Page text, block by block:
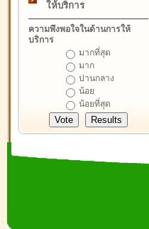
ให้บริการ
ความพึงพอใจในด้านการให้
บริการ
มากที่สุด
มาก
ปานกลาง
น้อย
น้อยที่สุด